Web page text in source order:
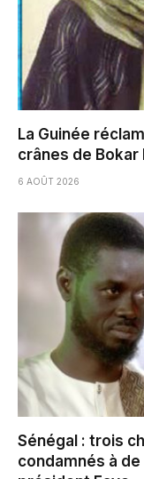
La Guinée
crânes de
6 AOÛT 2026
Sénégal : trois
condamnés à